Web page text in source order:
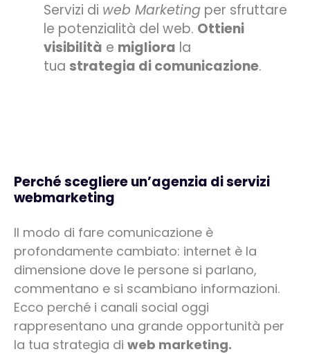
Servizi di web Marketing per sfruttare
le potenzialità del web. Ottieni
visibilità e migliora la
tua strategia di comunicazione.
Perché scegliere un’agenzia di servizi
webmarketing
Il modo di fare comunicazione è
profondamente cambiato: internet è la
dimensione dove le persone si parlano,
commentano e si scambiano informazioni.
Ecco perché i canali social oggi
rappresentano una grande opportunità per
la tua strategia di web marketing.